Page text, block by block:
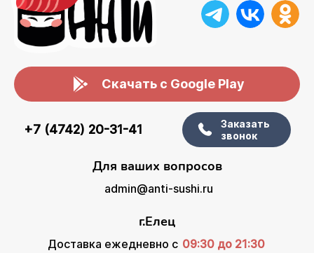
Скачать с Google Play
+7 (4742) 20-31-41
Заказать
звонок
Для ваших вопросов
admin@anti-sushi.ru
г.Елец
Доставка ежедневно с 09:30 до 21:30